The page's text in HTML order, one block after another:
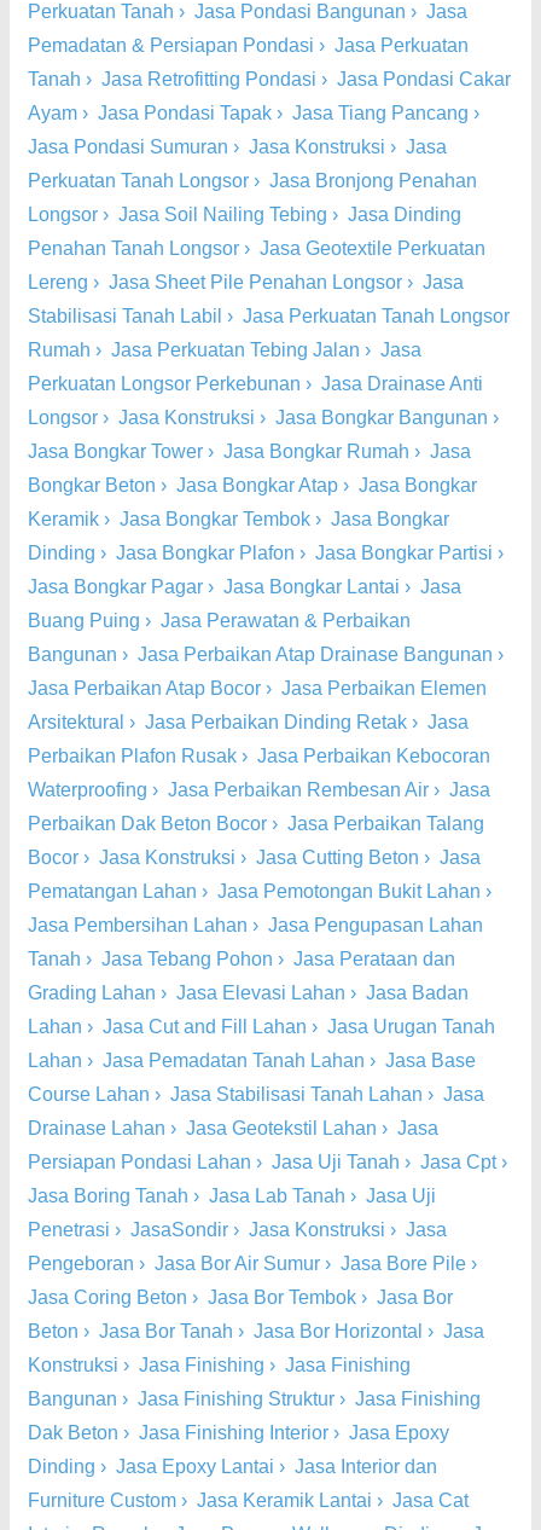
Perkuatan Tanah › Jasa Pondasi Bangunan › Jasa
Pemadatan & Persiapan Pondasi › Jasa Perkuatan
Tanah › Jasa Retrofitting Pondasi › Jasa Pondasi Cakar
Ayam › Jasa Pondasi Tapak › Jasa Tiang Pancang ›
Jasa Pondasi Sumuran › Jasa Konstruksi › Jasa
Perkuatan Tanah Longsor › Jasa Bronjong Penahan
Longsor › Jasa Soil Nailing Tebing › Jasa Dinding
Penahan Tanah Longsor › Jasa Geotextile Perkuatan
Lereng › Jasa Sheet Pile Penahan Longsor › Jasa
Stabilisasi Tanah Labil › Jasa Perkuatan Tanah Longsor
Rumah › Jasa Perkuatan Tebing Jalan › Jasa
Perkuatan Longsor Perkebunan › Jasa Drainase Anti
Longsor › Jasa Konstruksi › Jasa Bongkar Bangunan ›
Jasa Bongkar Tower › Jasa Bongkar Rumah › Jasa
Bongkar Beton › Jasa Bongkar Atap › Jasa Bongkar
Keramik › Jasa Bongkar Tembok › Jasa Bongkar
Dinding › Jasa Bongkar Plafon › Jasa Bongkar Partisi ›
Jasa Bongkar Pagar › Jasa Bongkar Lantai › Jasa
Buang Puing › Jasa Perawatan & Perbaikan
Bangunan › Jasa Perbaikan Atap Drainase Bangunan ›
Jasa Perbaikan Atap Bocor › Jasa Perbaikan Elemen
Arsitektural › Jasa Perbaikan Dinding Retak › Jasa
Perbaikan Plafon Rusak › Jasa Perbaikan Kebocoran
Waterproofing › Jasa Perbaikan Rembesan Air › Jasa
Perbaikan Dak Beton Bocor › Jasa Perbaikan Talang
Bocor › Jasa Konstruksi › Jasa Cutting Beton › Jasa
Pematangan Lahan › Jasa Pemotongan Bukit Lahan ›
Jasa Pembersihan Lahan › Jasa Pengupasan Lahan
Tanah › Jasa Tebang Pohon › Jasa Perataan dan
Grading Lahan › Jasa Elevasi Lahan › Jasa Badan
Lahan › Jasa Cut and Fill Lahan › Jasa Urugan Tanah
Lahan › Jasa Pemadatan Tanah Lahan › Jasa Base
Course Lahan › Jasa Stabilisasi Tanah Lahan › Jasa
Drainase Lahan › Jasa Geotekstil Lahan › Jasa
Persiapan Pondasi Lahan › Jasa Uji Tanah › Jasa Cpt›
Jasa Boring Tanah › Jasa Lab Tanah › Jasa Uji
Penetrasi › JasaSondir › Jasa Konstruksi › Jasa
Pengeboran › Jasa Bor Air Sumur › Jasa Bore Pile ›
Jasa Coring Beton › Jasa Bor Tembok › Jasa Bor
Beton › Jasa Bor Tanah › Jasa Bor Horizontal › Jasa
Konstruksi › Jasa Finishing › Jasa Finishing
Bangunan › Jasa Finishing Struktur › Jasa Finishing
Dak Beton › Jasa Finishing Interior › Jasa Epoxy
Dinding › Jasa Epoxy Lantai › Jasa Interior dan
Furniture Custom › Jasa Keramik Lantai › Jasa Cat